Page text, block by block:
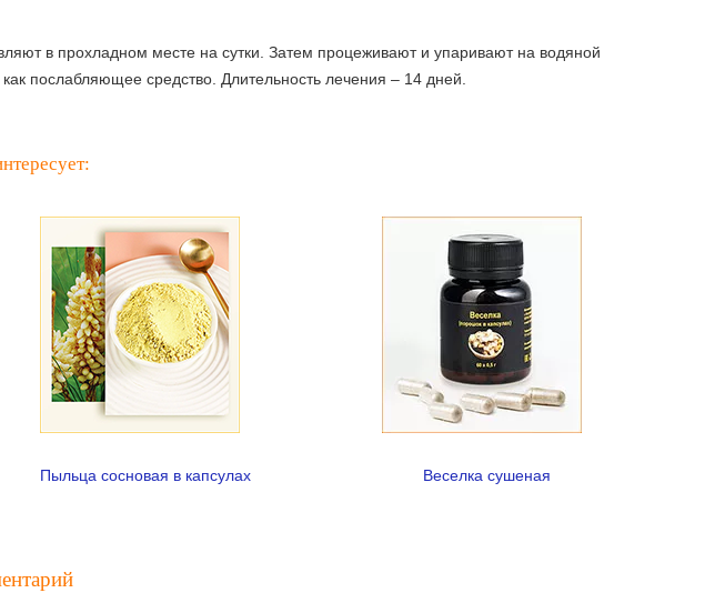
в прохладном месте на сутки. Затем процеживают и упаривают на водяной
послабляющее средство. Длительность лечения – 14 дней.
Пыльца сосновая в капсулах Веселка сушеная